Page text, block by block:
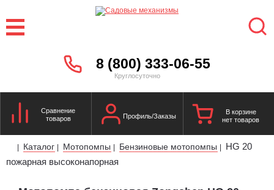
8 (800) 333-06-55
Круглосуточно
Сравнение
товаров
Профиль/Заказы
В корзине
нет товаров
| Каталог | Мотопомпы | Бензиновые мотопомпы |
HG 20
пожарная высоконапорная